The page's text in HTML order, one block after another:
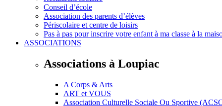
Conseil d’école
Association des parents d’élèves
Périscolaire et centre de loisirs
Pas à pas pour inscrire votre enfant à ma classe à la
ASSOCIATIONS
Associations à Loupiac
A Corps & Arts
ART et VOUS
Association Culturelle Sociale Ou Sportive